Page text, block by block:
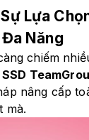
Lựa
Năng
chiếm
SSD
nâng cấp
mà.